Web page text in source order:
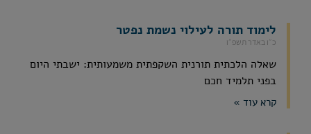
לימוד תורה לעילוי נשמת נפטר
כ״ו באדר תשפ״ו
שאלה הלכתית תורנית השקפתית משמעותית: ישבתי היום
בפני תלמיד חכם
קרא עוד »